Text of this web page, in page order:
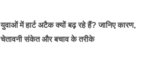
युवाओं में हार्ट अटैक क्यों बढ़ रहे हैं? जानिए कारण,
चेतावनी संकेत और बचाव के तरीके